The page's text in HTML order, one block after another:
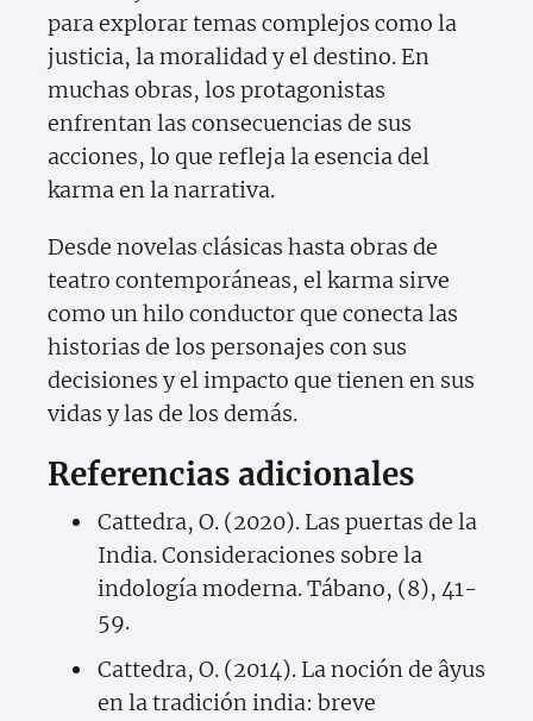
para explorar temas complejos como la
justicia, la moralidad y el destino. En
muchas obras, los protagonistas
enfrentan las consecuencias de sus
acciones, lo que refleja la esencia del
karma en la narrativa.
Desde novelas clásicas hasta obras de
teatro contemporáneas, el karma sirve
como un hilo conductor que conecta las
historias de los personajes con sus
decisiones y el impacto que tienen en sus
vidas y las de los demás.
Referencias adicionales
Cattedra, O. (2020). Las puertas de la
India. Consideraciones sobre la
indología moderna. Tábano, (8), 41-
59.
Cattedra, O. (2014). La noción de âyus
en la tradición india: breve